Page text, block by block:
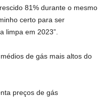
81% durante o mesmo
certo para ser
limpa em 2023”.
de gás mais altos do
preços de gás